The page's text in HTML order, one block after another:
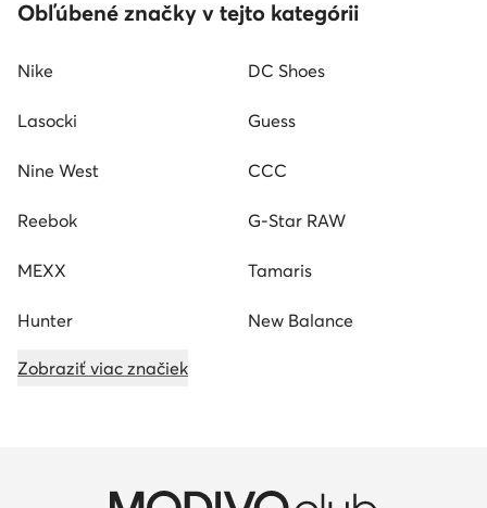
Obľúbené značky v tejto kategórii
Nike DC Shoes
Lasocki Guess
Nine West CCC
Reebok G-Star RAW
MEXX Tamaris
Hunter New Balance
Zobraziť viac značiek